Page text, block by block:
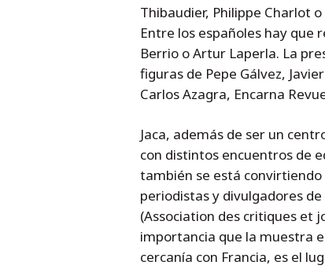
Thibaudier, Philippe Charlot
Entre los españoles hay que
Berrio o Artur Laperla. La
figuras de Pepe Gálvez,
Carlos Azagra, Encarna
Jaca, además de ser un
con distintos encuentros de
también se está convirtiendo
periodistas y divulgadores de
(Association des critiques et
importancia que la muestra
cercanía con Francia, es el